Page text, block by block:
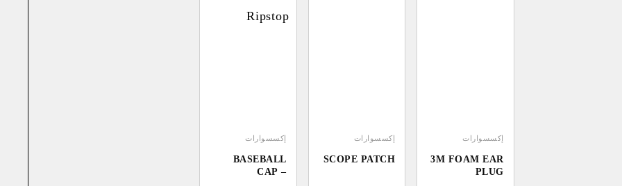
إكسسوارات
3M FOAM EAR
PLUG
إكسسوارات
SCOPE PATCH
إكسسوارات
BASEBALL
CAP –